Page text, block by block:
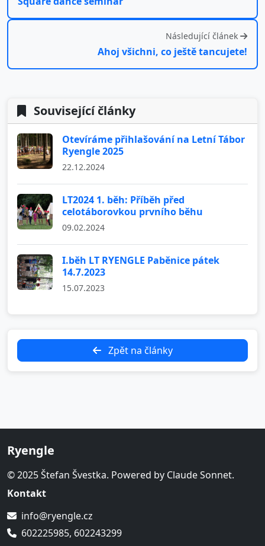
Následující článek
Ahoj všichni, co ještě tancujete!
Související články
Otevíráme přihlašování na Letní Tábor
Ryengle 2025
22.12.2024
LT2024 1. běh: Příběh před
celotáborovkou prvního běhu
09.02.2024
I.běh LT RYENGLE Paběnice pátek
14.7.2023
15.07.2023
Zpět na články
Ryengle
© 2025 Štefan Švestka. Powered by Claude Sonnet.
Kontakt
info@ryengle.cz
602225985, 602243299